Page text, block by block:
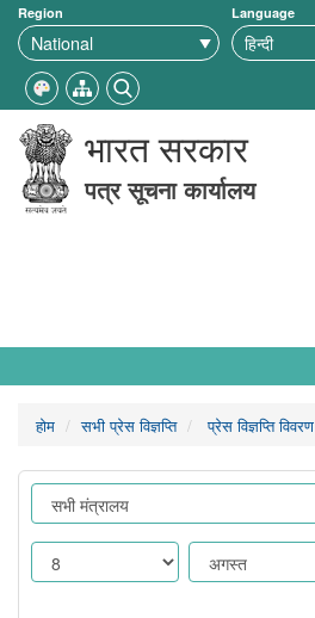
Region Language
भारत सरकार
पत्र सूचना कार्यालय
होम सभी प्रेस विज्ञप्ति प्रेस विज्ञप्ति विवरण